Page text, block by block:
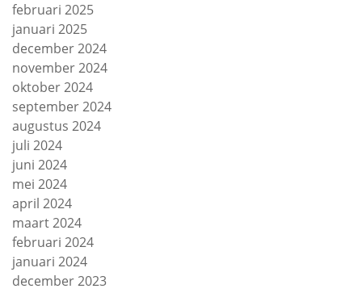
februari 2025
januari 2025
december 2024
november 2024
oktober 2024
september 2024
augustus 2024
juli 2024
juni 2024
mei 2024
april 2024
maart 2024
februari 2024
januari 2024
december 2023